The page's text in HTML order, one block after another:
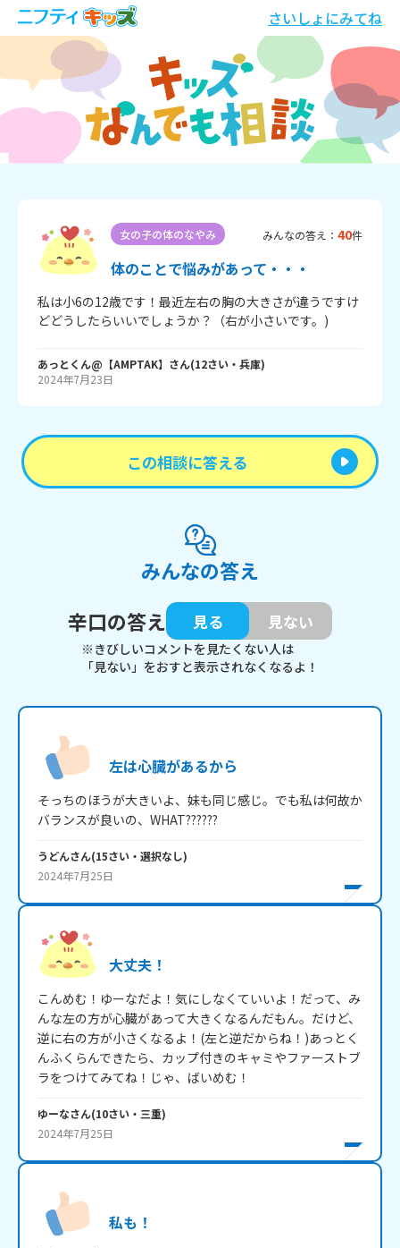
さいしょにみてね
女の子の体のなやみ みんなの答え： 40件
体のことで悩みがあって・・・
私は小6の12歳です！最近左右の胸の大きさが違うですけ
どどうしたらいいでしょうか？（右が小さいです。)
あっとくん@【AMPTAK】 さん(12さい・ 兵庫)
2024年7月23日
この相談に答える
みんなの答え
辛口の答え
見る 見ない
※きびしいコメントを見たくない人は
「見ない」をおすと表示されなくなるよ！
左は心臓があるから
そっちのほうが大きいよ、妹も同じ感じ。でも私は何故か
バランスが良いの、WHAT??????
うどんさん(15さい・ 選択なし)
2024年7月25日
大丈夫！
こんめむ！ゆーなだよ！気にしなくていいよ！だって、み
んな左の方が心臓があって大きくなるんだもん。だけど、
逆に右の方が小さくなるよ！(左と逆だからね！)あっとく
んふくらんできたら、カップ付きのキャミやファーストブ
ラをつけてみてね！じゃ、ばいめむ！
ゆーなさん(10さい・ 三重)
2024年7月25日
私も！